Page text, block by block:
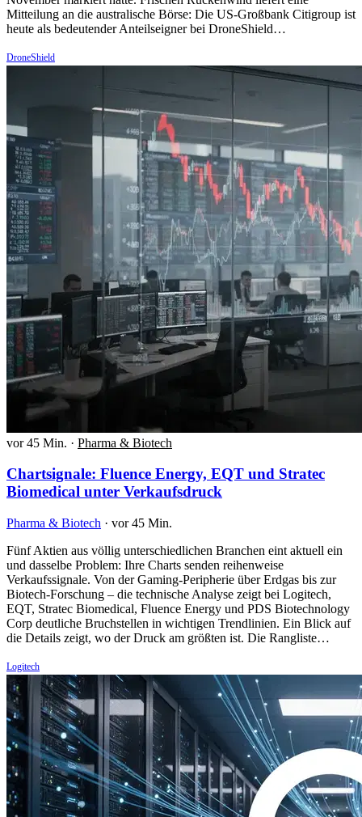
Mitteilung an die australische Börse: Die US-Großbank Citigroup ist
heute als bedeutender Anteilseigner bei DroneShield…
DroneShield
vor 45 Min. · Pharma & Biotech
Chartsignale: Fluence Energy, EQT und Stratec
Biomedical unter Verkaufsdruck
Pharma & Biotech · vor 45 Min.
Fünf Aktien aus völlig unterschiedlichen Branchen eint aktuell ein
und dasselbe Problem: Ihre Charts senden reihenweise
Verkaufssignale. Von der Gaming-Peripherie über Erdgas bis zur
Biotech-Forschung – die technische Analyse zeigt bei Logitech,
EQT, Stratec Biomedical, Fluence Energy und PDS Biotechnology
Corp deutliche Bruchstellen in wichtigen Trendlinien. Ein Blick auf
die Details zeigt, wo der Druck am größten ist. Die Rangliste…
Logitech